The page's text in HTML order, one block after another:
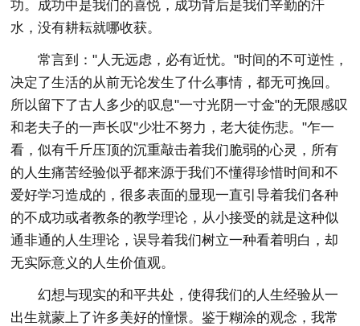
功。成功中是我们的喜悦，成功背后是我们辛勤的汗
水，没有耕耘就哪收获。
常言到："人无远虑，必有近忧。"时间的不可逆性，
决定了生活的从前无论发生了什么事情，都无可挽回。
所以留下了古人多少的叹息"一寸光阴一寸金"的无限感叹
和老夫子的一声长叹"少壮不努力，老大徒伤悲。"乍一
看，似有千斤压顶的沉重敲击着我们脆弱的心灵，所有
的人生痛苦经验似乎都来源于我们不懂得珍惜时间和不
爱好学习造成的，很多表面的显现一直引导着我们各种
的不成功或者教条的教学理论，从小接受的就是这种似
通非通的人生理论，误导着我们树立一种看着明白，却
无实际意义的人生价值观。
幻想与现实的和平共处，使得我们的人生经验从一
出生就蒙上了许多美好的憧憬。鉴于糊涂的观念，我常